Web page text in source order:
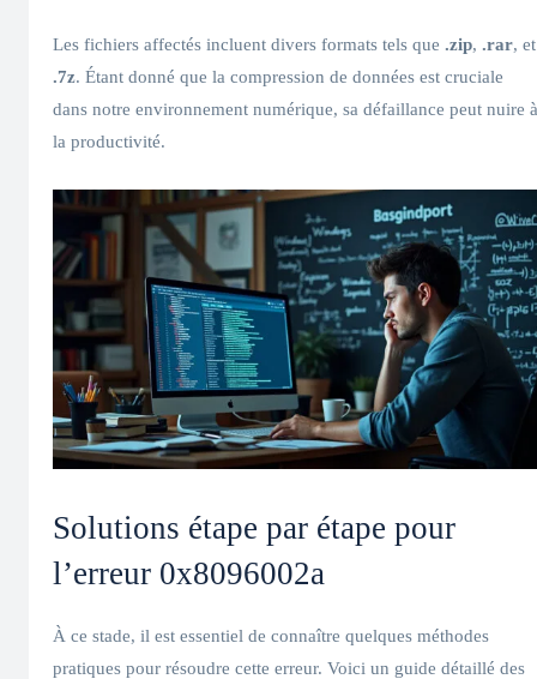
Les fichiers affectés incluent divers formats tels que .zip, .rar, et
.7z. Étant donné que la compression de données est cruciale
dans notre environnement numérique, sa défaillance peut nuire à
la productivité.
Solutions étape par étape pour
l’erreur 0x8096002a
À ce stade, il est essentiel de connaître quelques méthodes
pratiques pour résoudre cette erreur. Voici un guide détaillé des